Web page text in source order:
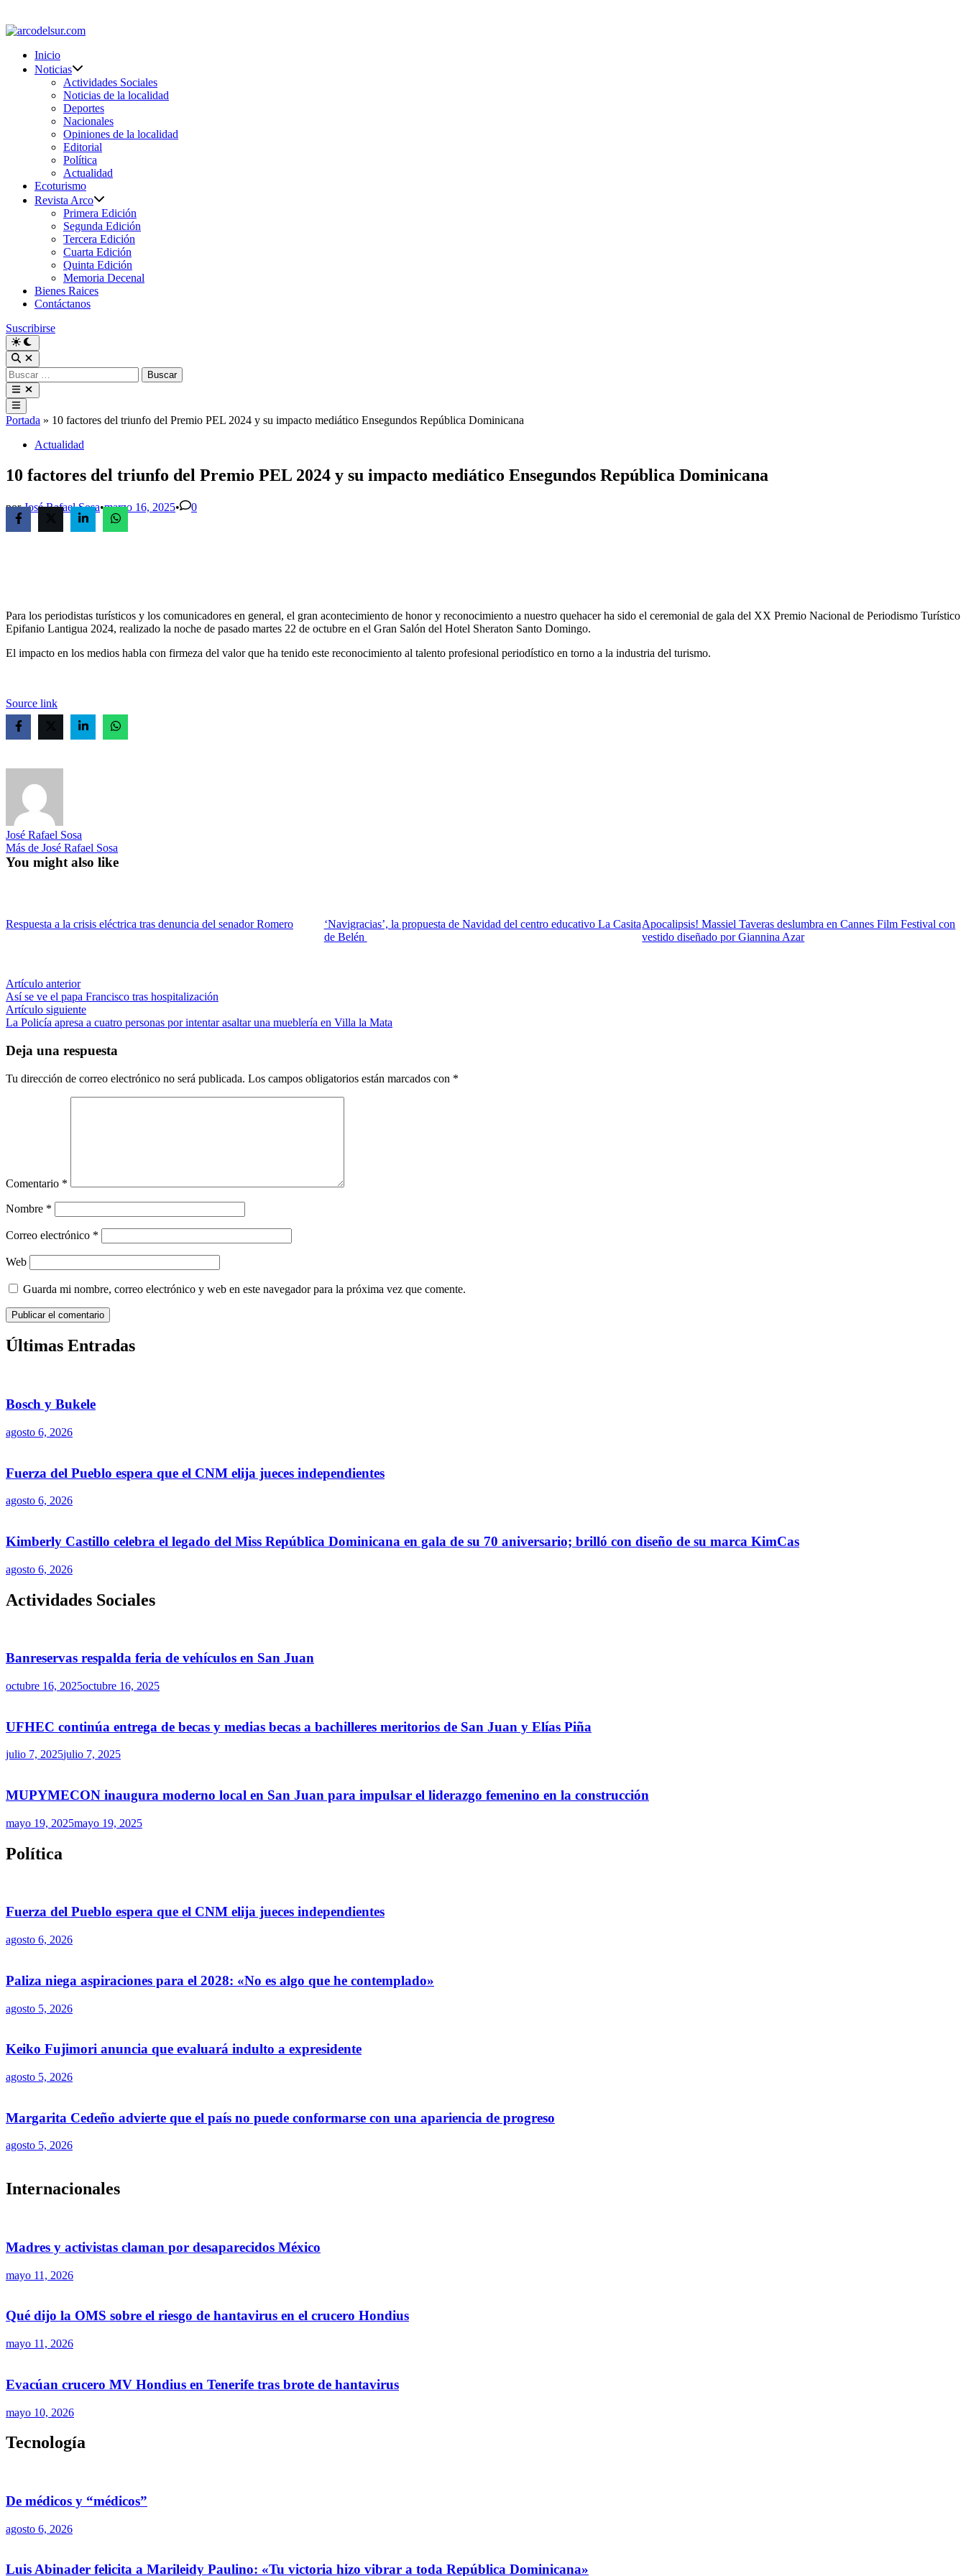
al
Inicio
Noticias
Actividades Sociales
Noticias de la localidad
Deportes
Nacionales
Opiniones de la localidad
Editorial
Política
Actualidad
Ecoturismo
Revista Arco
Primera Edición
Segunda Edición
Tercera Edición
Cuarta Edición
Quinta Edición
Memoria Decenal
Bienes Raices
Contáctanos
Suscribirse
Buscar:
Menú
principal
Portada » 10 factores del triunfo del Premio PEL 2024 y su impacto mediático Ensegundos República Dominicana
PublicadoActualidad
10 factores del triunfo del Premio PEL 2024 y su impacto mediático Ensegundos República Dominicana
porJosé Rafael Sosa•marzo 16, 2025• 0
Para los periodistas turísticos y los comunicadores en general, el gran acontecimiento de honor y reconocimiento a nuestro quehacer ha sido el ceremonial de gala del XX Premio Nacional de Periodismo Turístico
Epifanio Lantigua 2024, realizado la noche de pasado martes 22 de octubre en el Gran Salón del Hotel Sheraton Santo Domingo.
El impacto en los medios habla con firmeza del valor que ha tenido este reconocimiento al talento profesional periodístico en torno a la industria del turismo.
Source link
José Rafael Sosa
Más de José Rafael Sosa
You might also like
Respuesta a la crisis eléctrica tras denuncia del senador Romero
‘Navigracias’, la propuesta de Navidad del centro educativo La Casita
de Belén
Apocalipsis! Massiel Taveras deslumbra en Cannes Film Festival con
vestido diseñado por Giannina Azar
Navegación
de
entradas
Artículo anteriorArtículo
anterior:
Así se ve el papa Francisco tras hospitalización
Artículo siguienteArtículo
siguiente:
La Policía apresa a cuatro personas por intentar asaltar una mueblería en Villa la Mata
Deja una respuesta
Tu dirección de correo electrónico no será publicada. Los campos obligatorios están marcados con *
Comentario *
Nombre *
Correo electrónico *
Web
Guarda mi nombre, correo electrónico y web en este navegador para la próxima vez que comente.
Últimas Entradas
Bosch y Bukele
agosto 6, 2026
Fuerza del Pueblo espera que el CNM elija jueces independientes
agosto 6, 2026
Kimberly Castillo celebra el legado del Miss República Dominicana en gala de su 70 aniversario; brilló con diseño de su marca KimCas
agosto 6, 2026
Actividades Sociales
Banreservas respalda feria de vehículos en San Juan
octubre 16, 2025octubre 16, 2025
UFHEC continúa entrega de becas y medias becas a bachilleres meritorios de San Juan y Elías Piña
julio 7, 2025julio 7, 2025
MUPYMECON inaugura moderno local en San Juan para impulsar el liderazgo femenino en la construcción
mayo 19, 2025mayo 19, 2025
Política
Fuerza del Pueblo espera que el CNM elija jueces independientes
agosto 6, 2026
Paliza niega aspiraciones para el 2028: «No es algo que he contemplado»
agosto 5, 2026
Keiko Fujimori anuncia que evaluará indulto a expresidente
agosto 5, 2026
Margarita Cedeño advierte que el país no puede conformarse con una apariencia de progreso
agosto 5, 2026
Internacionales
Madres y activistas claman por desaparecidos México
mayo 11, 2026
Qué dijo la OMS sobre el riesgo de hantavirus en el crucero Hondius
mayo 11, 2026
Evacúan crucero MV Hondius en Tenerife tras brote de hantavirus
mayo 10, 2026
Tecnología
De médicos y “médicos”
agosto 6, 2026
Luis Abinader felicita a Marileidy Paulino: «Tu victoria hizo vibrar a toda República Dominicana»